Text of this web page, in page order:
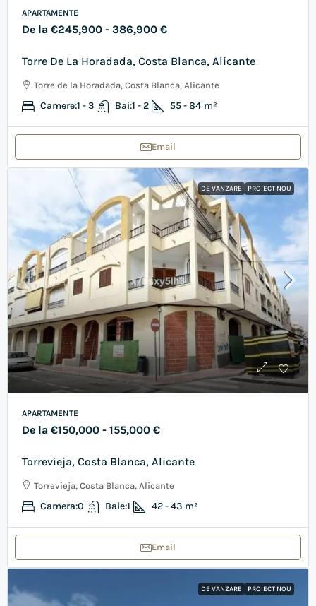
APARTAMENTE
De la €245,900 - 386,900 €
Torre De La Horadada, Costa Blanca, Alicante
Torre de la Horadada, Costa Blanca, Alicante
Camere:1 - 3 Bai:1 - 2 55 - 84 m²
Email
DE VANZARE PROIECT NOU
APARTAMENTE
De la €150,000 - 155,000 €
Torrevieja, Costa Blanca, Alicante
Torrevieja, Costa Blanca, Alicante
Camera:0 Baie:1 42 - 43 m²
Email
DE VANZARE PROIECT NOU